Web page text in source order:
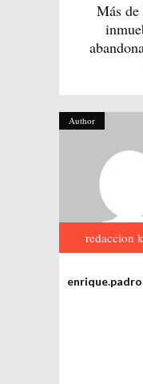
Más de
Author
redaccion